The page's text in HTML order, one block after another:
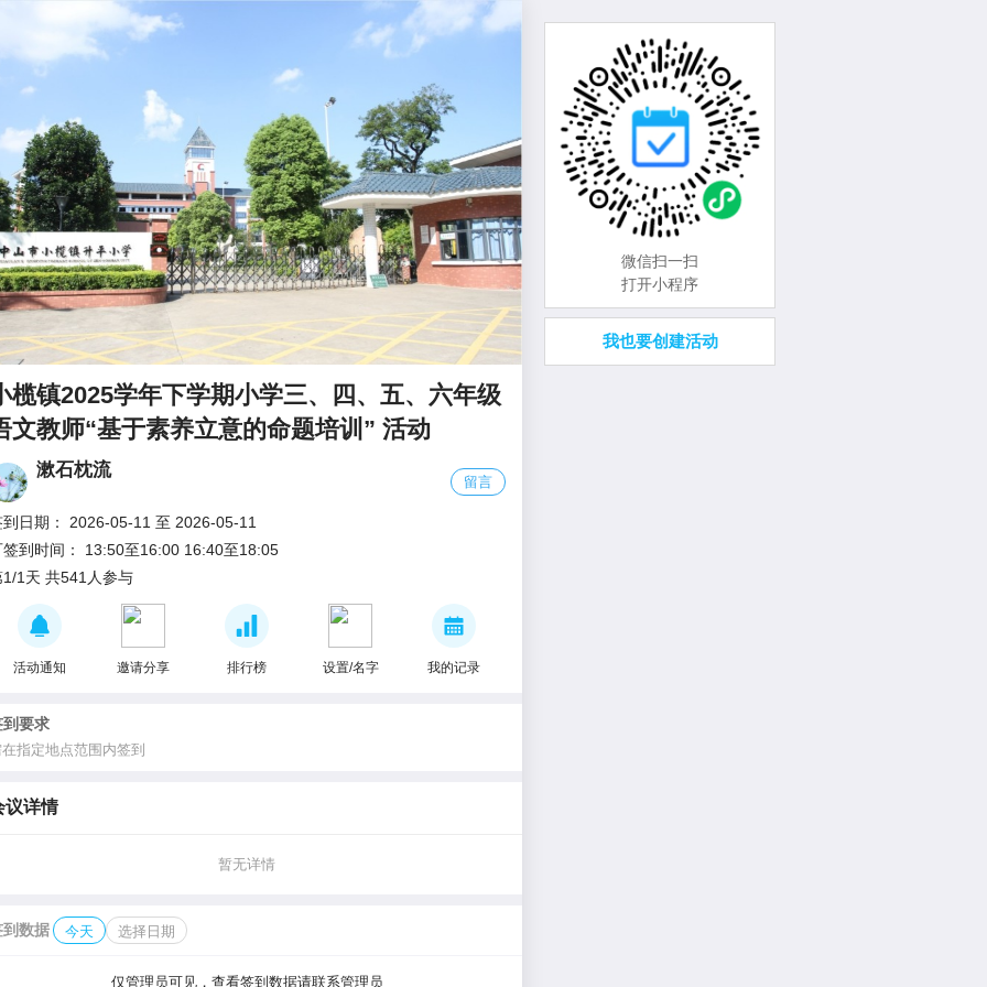
榄镇2025学年下学期小学三、四、五、六年级
文教师“基于素养立意的命题培训” 活动
漱石枕流
留言
日期： 2026-05-11 至 2026-05-11
到时间： 13:50至16:00 16:40至18:05
1/1天 共541人参与
活动通知 邀请分享 排行榜 设置/名字 我的记录
到要求
指定地点范围内签到
议详情
暂无详情
到数据 今天 选择日期
仅管理员可见，查看签到数据请联系管理员
微信扫一扫
打开小程序
我也要创建活动